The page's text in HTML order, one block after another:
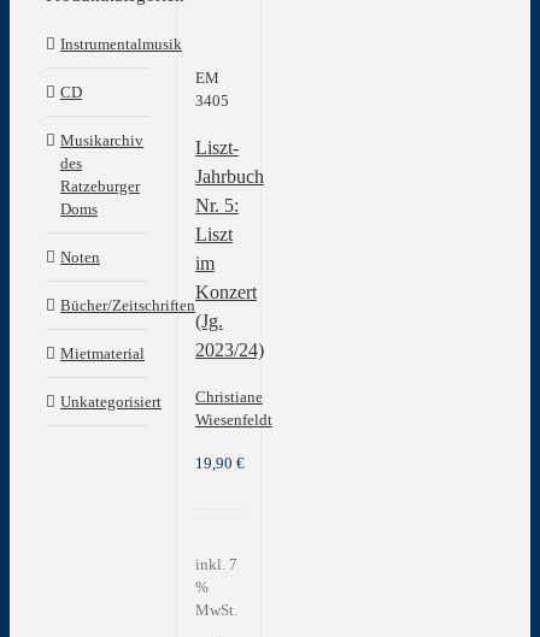
EM
3405
Liszt-
Jahrbuch
Nr. 5:
Liszt
im
Konzert
(Jg.
2023/24)
Christiane
Wiesenfeldt
19,90 €
inkl. 7
%
MwSt.
Instrumentalmusik
CD
Musikarchiv
des
Ratzeburger
Doms
Noten
Bücher/Zeitschriften
Mietmaterial
Unkategorisiert